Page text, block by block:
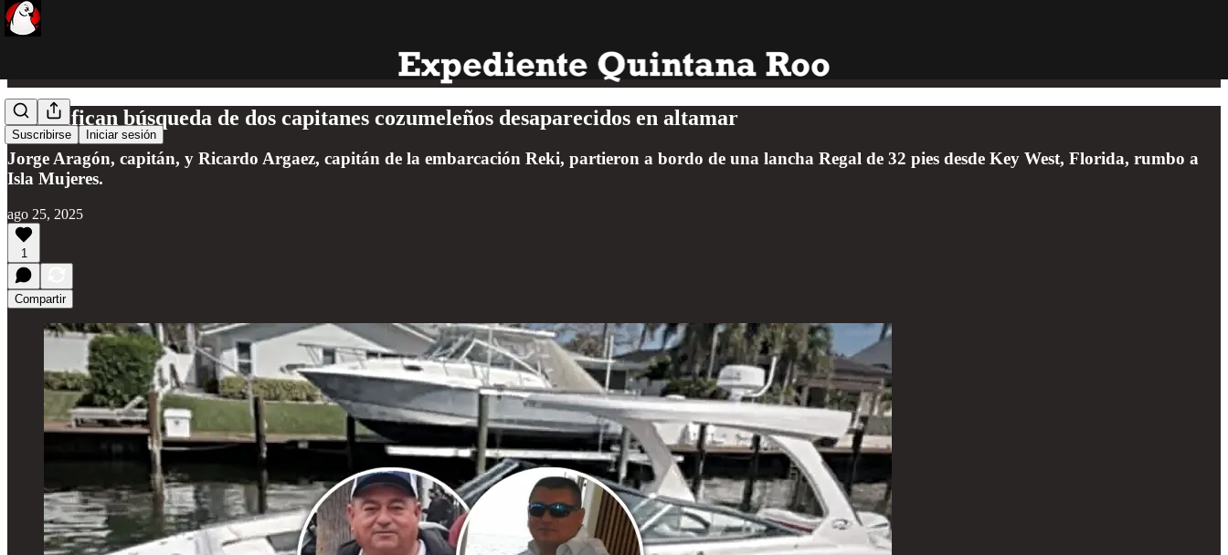
Suscribirse Iniciar sesión
Intensifican búsqueda de dos capitanes cozumeleños desaparecidos en altamar
Jorge Aragón, capitán, y Ricardo Argaez, capitán de la embarcación Reki, partieron a bordo de una lancha Regal de 32 pies desde Key West, Florida, rumbo a
Isla Mujeres.
ago 25, 2025
1
Compartir